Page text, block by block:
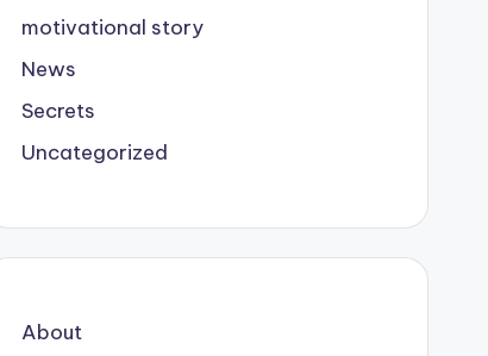
motivational story
News
Secrets
Uncategorized
About